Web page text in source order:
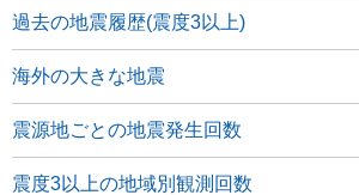
過去の地震履歴(震度3以上)
海外の大きな地震
震源地ごとの地震発生回数
震度3以上の地域別観測回数